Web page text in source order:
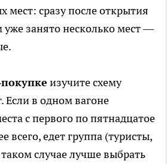
мест: сразу после открытия
занято несколько мест —
изучите схему
Если в одном вагоне
с первого по пятнадцатое
всего, едет группа (туристы,
таком случае лучше выбрать